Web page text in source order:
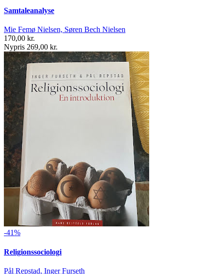
Samtaleanalyse
Mie Femø Nielsen, Søren Bech Nielsen
170,00 kr.
Nypris 269,00 kr.
-41%
Religionssociologi
Pål Repstad, Inger Furseth